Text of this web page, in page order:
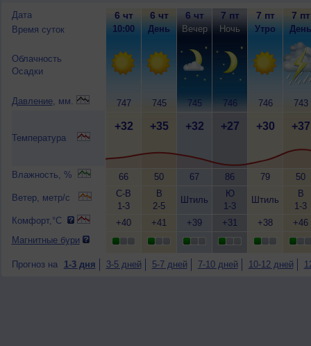
Дата
Время суток
Облачность
Осадки
Давление, мм.
Температура
Влажность, %
Ветер, метр/с
Комфорт,°C
Магнитные бури
6 чт
10:00
747
+32
66
С-В
1-3
+40
6 чт
День
745
+35
50
В
2-5
+41
6 чт
Вечер
745
+32
67
Штиль
+39
7 пт
Ночь
746
+27
86
Ю
1-3
+31
7 пт
Утро
746
+30
79
Штиль
+38
7 пт
День
743
+37
50
В
1-3
+46
Прогноз на 1-3 дня 3-5 дней 5-7 дней 7-10 дней 10-12 дней